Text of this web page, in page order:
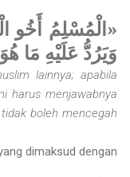
«الْمُسْلِمُ أَخُو
وَيَرُدُّ عَلَيْهِ مَا
lainnya; apabila
harus menjawabnya
boleh mencegah
dimaksud dengan